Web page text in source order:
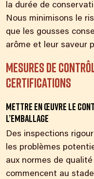
la durée de
Nous minimisons le
que les gousses
arôme et leur saveur
Mesures de
certifications
Mettre en œuvre le
l’emballage
Des inspections
les problèmes
aux normes de
commencent au